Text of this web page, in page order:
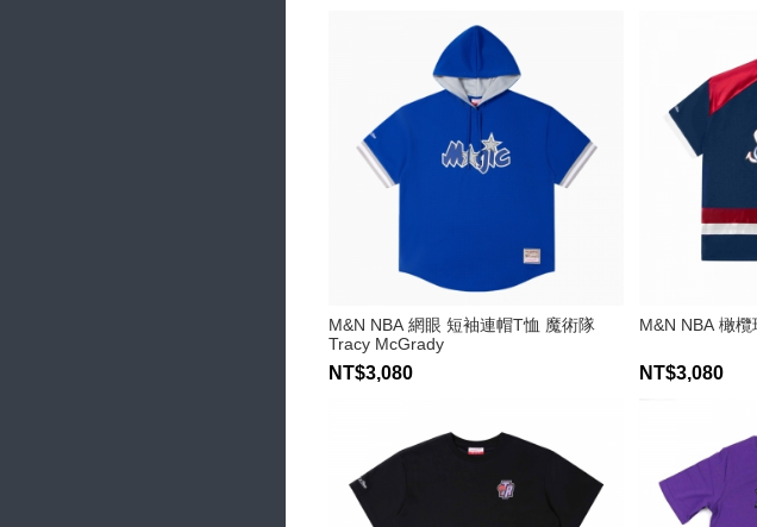
M&N NBA 網眼 短袖連帽T恤 魔術隊
Tracy McGrady
NT$3,080
M&N NBA 橄
NT$3,080